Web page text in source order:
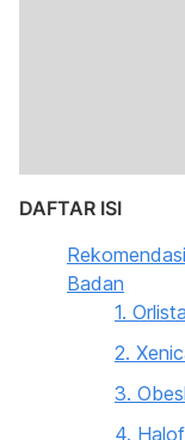
DAFTAR ISI
Badan
1.
2.
3.
4.